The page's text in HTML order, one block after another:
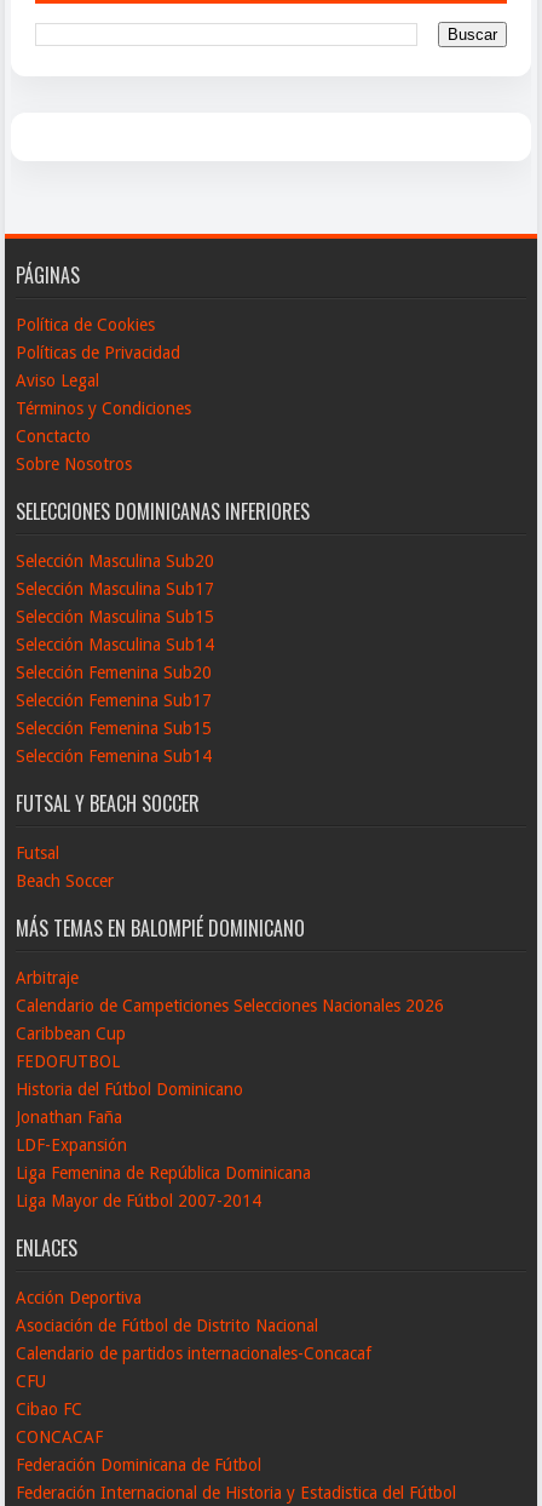
PÁGINAS
Política de Cookies
Políticas de Privacidad
Aviso Legal
Términos y Condiciones
Conctacto
Sobre Nosotros
SELECCIONES DOMINICANAS INFERIORES
Selección Masculina Sub20
Selección Masculina Sub17
Selección Masculina Sub15
Selección Masculina Sub14
Selección Femenina Sub20
Selección Femenina Sub17
Selección Femenina Sub15
Selección Femenina Sub14
FUTSAL Y BEACH SOCCER
Futsal
Beach Soccer
MÁS TEMAS EN BALOMPIÉ DOMINICANO
Arbitraje
Calendario de Campeticiones Selecciones Nacionales 2026
Caribbean Cup
FEDOFUTBOL
Historia del Fútbol Dominicano
Jonathan Faña
LDF-Expansión
Liga Femenina de República Dominicana
Liga Mayor de Fútbol 2007-2014
ENLACES
Acción Deportiva
Asociación de Fútbol de Distrito Nacional
Calendario de partidos internacionales-Concacaf
CFU
Cibao FC
CONCACAF
Federación Dominicana de Fútbol
Federación Internacional de Historia y Estadistica del Fútbol